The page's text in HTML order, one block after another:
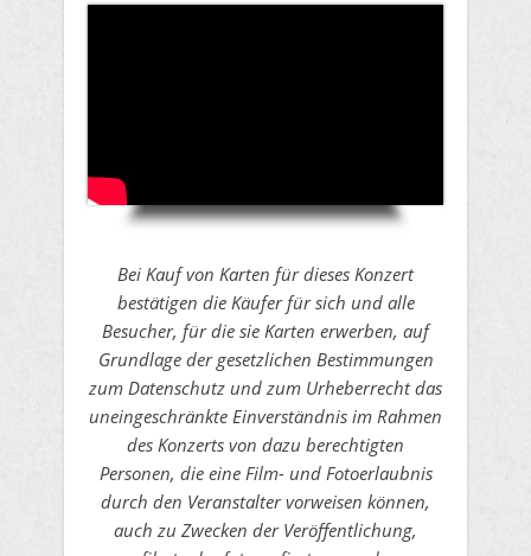
Bei Kauf von Karten für dieses Konzert
bestätigen die Käufer für sich und alle
Besucher, für die sie Karten erwerben, auf
Grundlage der gesetzlichen Bestimmungen
zum Datenschutz und zum Urheberrecht das
uneingeschränkte Einverständnis im Rahmen
des Konzerts von dazu berechtigten
Personen, die eine Film- und Fotoerlaubnis
durch den Veranstalter vorweisen können,
auch zu Zwecken der Veröffentlichung,